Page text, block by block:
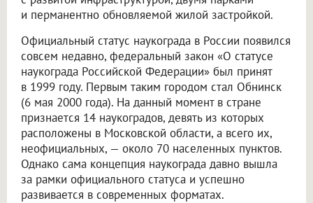
и перманентно обновляемой жилой застройкой.
Официальный статус наукограда в России появился
совсем недавно, федеральный закон «О статусе
наукограда Российской Федерации» был принят
в 1999 году. Первым таким городом стал Обнинск
(6 мая 2000 года). На данный момент в стране
признается 14 наукоградов, девять из которых
расположены в Московской области, а всего их,
неофициальных, — около 70 населенных пунктов.
Однако сама концепция наукограда давно вышла
за рамки официального статуса и успешно
развивается в современных форматах.